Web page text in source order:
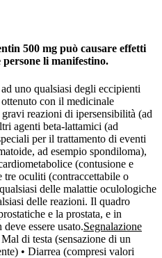
500 mg può causare effetti
li manifestino.
uno qualsiasi degli eccipienti
con il medicinale
reazioni di ipersensibilità (ad
agenti beta-lattamici (ad
per il trattamento di eventi
ad esempio spondiloma),
(contusione e
tre oculiti (contraccettabile o
delle malattie oculologiche
delle reazioni. Il quadro
e la prostata, e in
essere usato.Segnalazione
Mal di testa (sensazione di un
• Diarrea (compresi valori